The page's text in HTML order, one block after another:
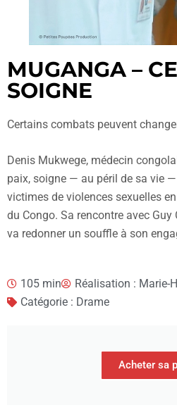
MUGANGA –
SOIGNE
Certains combats peuvent
Denis Mukwege, médecin
paix, soigne — au péril de sa vie
victimes de violences sexuelles
du Congo. Sa rencontre avec Guy
va redonner un souffle à son
105 min
Réalisation : Marie-
Catégorie : Drame
Acheter sa